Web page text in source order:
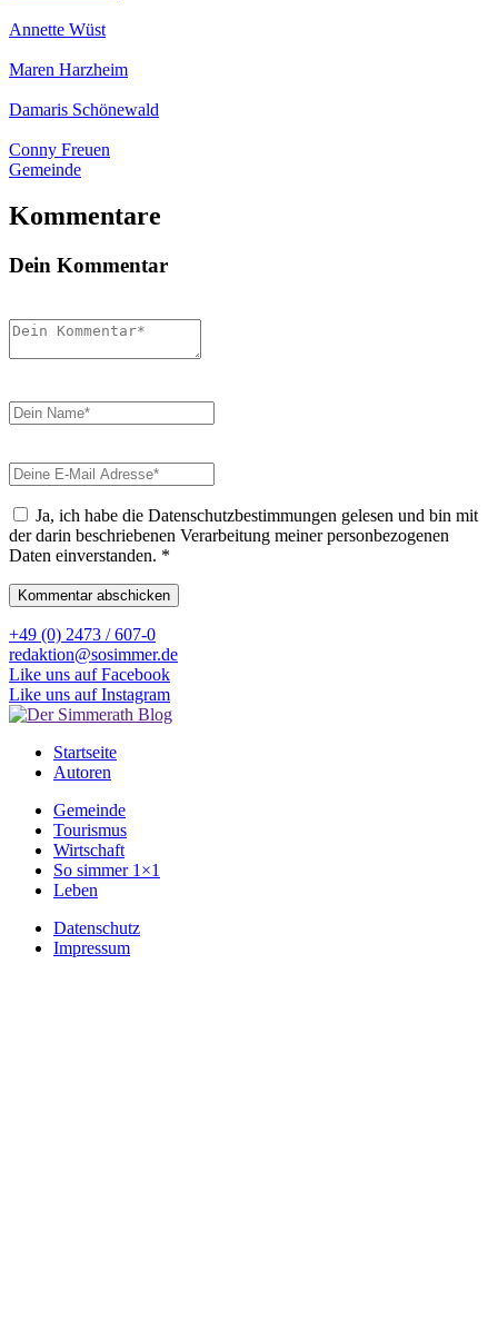
Annette Wüst
Maren Harzheim
Damaris Schönewald
Conny Freuen
Gemeinde
Kommentare
Dein Kommentar
Ja, ich habe die Datenschutzbestimmungen gelesen und bin mit
der darin beschriebenen Verarbeitung meiner personbezogenen
Daten einverstanden. *
+49 (0) 2473 / 607-0
redaktion@sosimmer.de
Like uns auf Facebook
Like uns auf Instagram
Startseite
Autoren
Gemeinde
Tourismus
Wirtschaft
So simmer 1×1
Leben
Datenschutz
Impressum